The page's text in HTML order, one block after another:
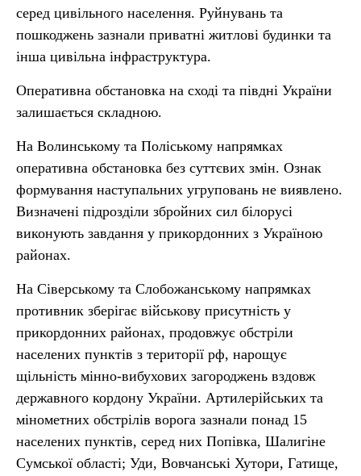
серед цивільного населення. Руйнувань та
пошкоджень зазнали приватні житлові будинки та
інша цивільна інфраструктура.
Оперативна обстановка на сході та півдні України
залишається складною.
На Волинському та Поліському напрямках
оперативна обстановка без суттєвих змін. Ознак
формування наступальних угруповань не виявлено.
Визначені підрозділи збройних сил білорусі
виконують завдання у прикордонних з Україною
районах.
На Сіверському та Слобожанському напрямках
противник зберігає військову присутність у
прикордонних районах, продовжує обстріли
населених пунктів з території рф, нарощує
щільність мінно-вибухових загороджень вздовж
державного кордону України. Артилерійських та
мінометних обстрілів ворога зазнали понад 15
населених пунктів, серед них Попівка, Шалигіне
Сумської області; Уди, Вовчанські Хутори, Гатище,